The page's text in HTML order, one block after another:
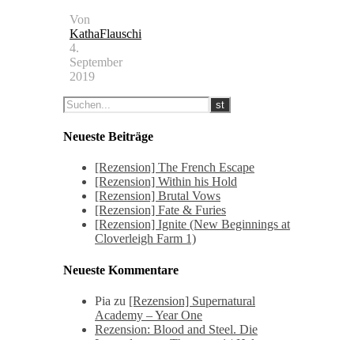
Von
KathaFlauschi
4.
September
2019
Neueste Beiträge
[Rezension] The French Escape
[Rezension] Within his Hold
[Rezension] Brutal Vows
[Rezension] Fate & Furies
[Rezension] Ignite (New Beginnings at
Cloverleigh Farm 1)
Neueste Kommentare
Pia zu [Rezension] Supernatural
Academy – Year One
Rezension: Blood and Steel. Die